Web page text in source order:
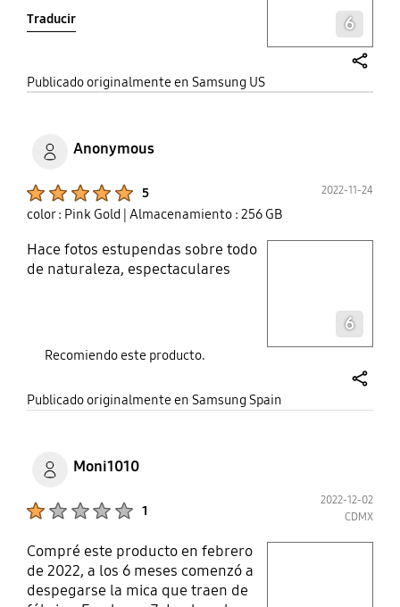
Traducir 6
Publicado originalmente en Samsung US
Anonymous
5 2022-11-24
color : Pink Gold | Almacenamiento : 256 GB
Hace fotos estupendas sobre todo
de naturaleza, espectaculares
6
Recomiendo este producto.
Publicado originalmente en Samsung Spain
Moni1010
1
2022-12-02
CDMX
Compré este producto en febrero
de 2022, a los 6 meses comenzó a
despegarse la mica que traen de